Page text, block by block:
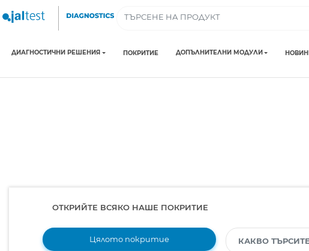
ДИАГНОСТИЧНИ РЕШЕНИЯ ПОКРИТИЕ ДОПЪЛНИТЕЛНИ МОДУЛИ
ОТКРИЙТЕ ВСЯКО НАШЕ ПОКРИТИЕ
Цялото покритие